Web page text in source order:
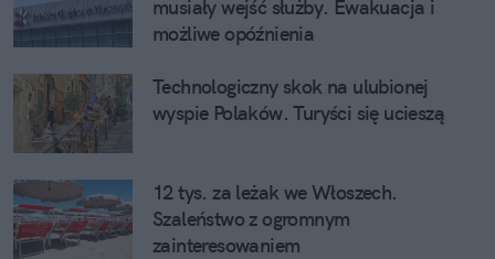
musiały wejść służby. Ewakuacja i
możliwe opóźnienia
Technologiczny skok na ulubionej
wyspie Polaków. Turyści się ucieszą
12 tys. za leżak we Włoszech.
Szaleństwo z ogromnym
zainteresowaniem